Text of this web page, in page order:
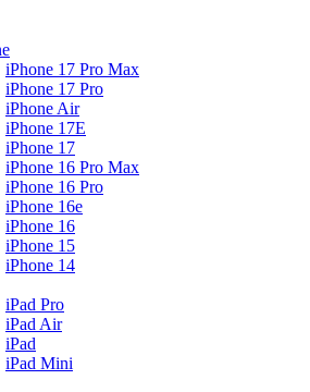
iPhone 17 Pro Max
iPhone 17 Pro
iPhone Air
iPhone 17E
iPhone 17
iPhone 16 Pro Max
iPhone 16 Pro
iPhone 16e
iPhone 16
iPhone 15
iPhone 14
iPad Pro
iPad Air
iPad
iPad Mini